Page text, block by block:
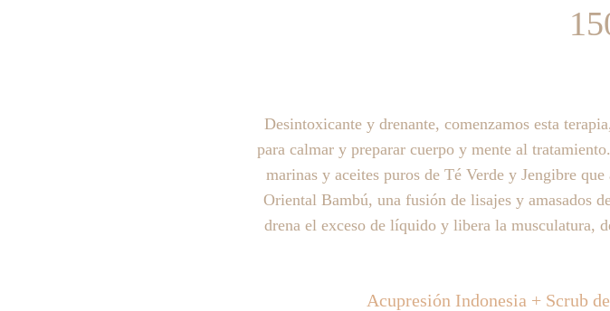
Desintoxicante y drenante, comenzamos esta
para calmar y preparar cuerpo y mente al
marinas y aceites puros de Té Verde y Jengibre
Oriental Bambú, una fusión de lisajes y amasados
drena el exceso de líquido y libera la musculatura,
Acupresión Indonesia + Scrub